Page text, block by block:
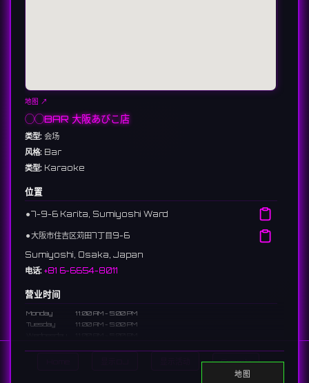
Search
地图 ↗
◯◯BAR 大阪あびこ店
类型: 会场
风格: Bar
类型: Karaoke
位置
⚫︎7-9-6 Karita, Sumiyoshi Ward
⚫︎大阪市住吉区苅田7丁目9-6
Sumiyoshi, Osaka, Japan
电话: +81 6-6654-8011
营业时间
Monday
11:00 AM - 5:00 PM
Tuesday
11:00 AM - 5:00 PM
地图